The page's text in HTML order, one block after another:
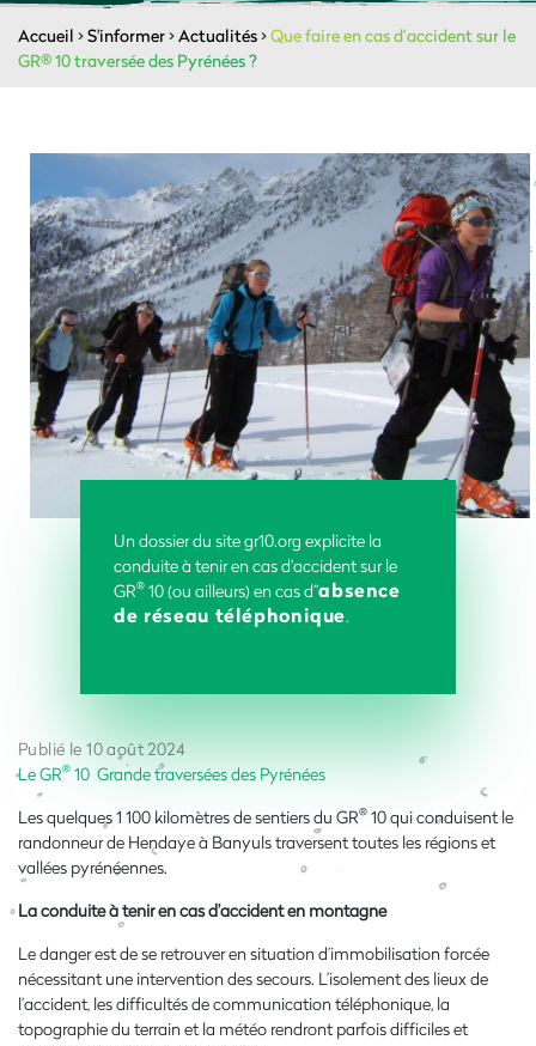
Accueil >S'informer>Actualités>Que faire en cas d’accident sur le
GR® 10 traversée des Pyrénées ?
Un dossier du site gr10.org explicite la
conduite à tenir en cas d'accident sur le
GR® 10 (ou ailleurs) en cas d’’absence
de réseau téléphonique.
Publié le 10 août 2024
Le GR® 10 Grande traversées des Pyrénées
Les quelques 1 100 kilomètres de sentiers du GR® 10 qui conduisent le
randonneur de Hendaye à Banyuls traversent toutes les régions et
vallées pyrénéennes.
La conduite à tenir en cas d’accident en montagne
Le danger est de se retrouver en situation d’immobilisation forcée
nécessitant une intervention des secours. L’isolement des lieux de
l’accident, les difficultés de communication téléphonique, la
topographie du terrain et la météo rendront parfois difficiles et